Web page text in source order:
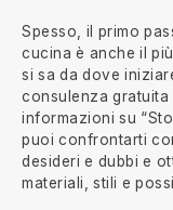
Spesso, il primo
cucina è anche il
si sa da dove
consulenza gratuita
informazioni su
puoi confrontarti
desideri e dubbi e
materiali, stili e